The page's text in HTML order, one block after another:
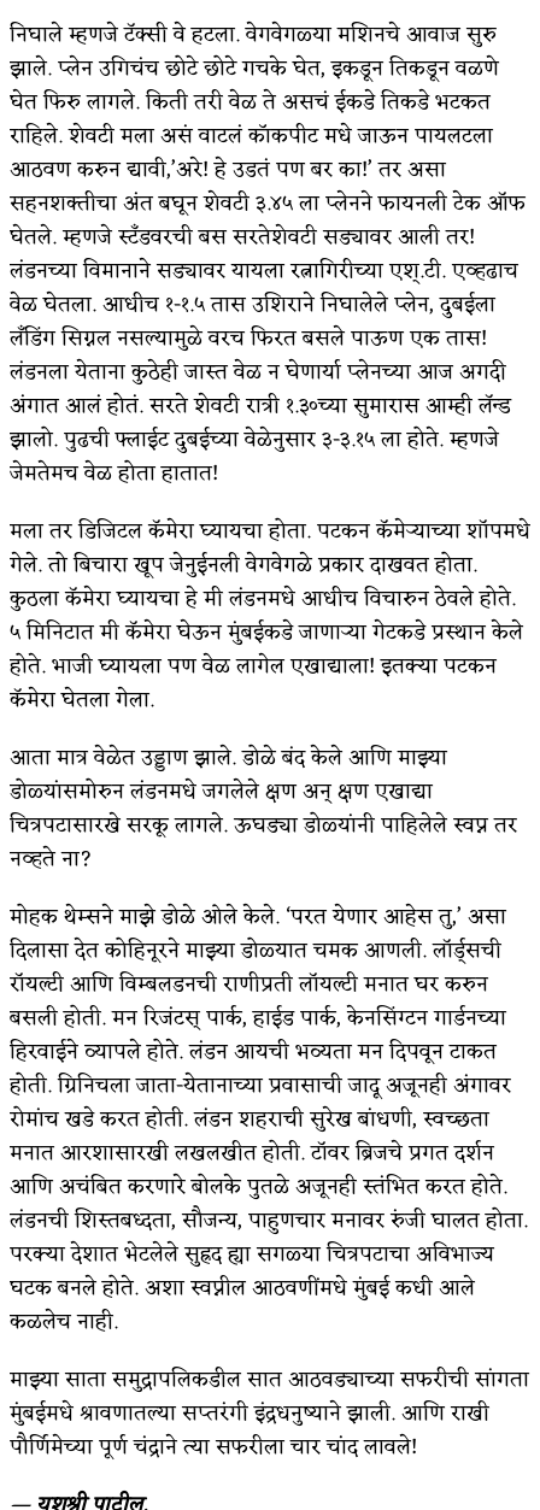
निघाले म्हणजे टॅक्सी वे हटला. वेगवेगळ्या मशिनचे आवाज सुरु
झाले. प्लेन उगिचंच छोटे छोटे गचके घेत, इकडून तिकडून वळणे
घेत फिरु लागले. किती तरी वेळ ते असचं ईकडे तिकडे भटकत
राहिले. शेवटी मला असं वाटलं कॉकपीट मधे जाऊन पायलटला
आठवण करुन द्यावी,’अरे! हे उडतं पण बर का!’ तर असा
सहनशक्तीचा अंत बघून शेवटी ३.४५ ला प्लेनने फायनली टेक ऑफ
घेतले. म्हणजे स्टॅंडवरची बस सरतेशेवटी सड्यावर आली तर!
लंडनच्या विमानाने सड्यावर यायला रत्नागिरीच्या एश्.टी. एव्हढाच
वेळ घेतला. आधीच १-१.५ तास उशिराने निघालेले प्लेन, दुबईला
लॅंडिंग सिग्नल नसल्यामुळे वरच फिरत बसले पाऊण एक तास!
लंडनला येताना कुठेही जास्त वेळ न घेणार्या प्लेनच्या आज अगदी
अंगात आलं होतं. सरते शेवटी रात्री १.३०च्या सुमारास आम्ही लॅन्ड
झालो. पुढची फ्लाईट दुबईच्या वेळेनुसार ३-३.१५ ला होते. म्हणजे
जेमतेमच वेळ होता हातात!
मला तर डिजिटल कॅमेरा घ्यायचा होता. पटकन कॅमेऱ्याच्या शॉपमधे
गेले. तो बिचारा खूप जेनुईनली वेगवेगळे प्रकार दाखवत होता.
कुठला कॅमेरा घ्यायचा हे मी लंडनमधे आधीच विचारुन ठेवले होते.
५ मिनिटात मी कॅमेरा घेऊन मुंबईकडे जाणाऱ्या गेटकडे प्रस्थान केले
होते. भाजी घ्यायला पण वेळ लागेल एखाद्याला! इतक्या पटकन
कॅमेरा घेतला गेला.
आता मात्र वेळेत उड्डाण झाले. डोळे बंद केले आणि माझ्या
डोळ्यांसमोरुन लंडनमधे जगलेले क्षण अन् क्षण एखाद्या
चित्रपटासारखे सरकू लागले. ऊघड्या डोळ्यांनी पाहिलेले स्वप्न तर
नव्हते ना?
मोहक थेम्सने माझे डोळे ओले केले. ‘परत येणार आहेस तु,’ असा
दिलासा देत कोहिनूरने माझ्या डोळ्यात चमक आणली. लॉर्ड्सची
रॉयल्टी आणि विम्बलडनची राणीप्रती लॉयल्टी मनात घर करुन
बसली होती. मन रिजंटस् पार्क, हाईड पार्क, केनसिंग्टन गार्डनच्या
हिरवाईने व्यापले होते. लंडन आयची भव्यता मन दिपवून टाकत
होती. ग्रिनिचला जाता-येतानाच्या प्रवासाची जादू अजूनही अंगावर
रोमांच खडे करत होती. लंडन शहराची सुरेख बांधणी, स्वच्छता
मनात आरशासारखी लखलखीत होती. टॉवर ब्रिजचे प्रगत दर्शन
आणि अचंबित करणारे बोलके पुतळे अजूनही स्तंभित करत होते.
लंडनची शिस्तबध्दता, सौजन्य, पाहुणचार मनावर रुंजी घालत होता.
परक्या देशात भेटलेले सुह्रद ह्या सगळ्या चित्रपटाचा अविभाज्य
घटक बनले होते. अशा स्वप्नील आठवणींमधे मुंबई कधी आले
कळलेच नाही.
माझ्या साता समुद्रापलिकडील सात आठवड्याच्या सफरीची सांगता
मुंबईमधे श्रावणातल्या सप्तरंगी इंद्रधनुष्याने झाली. आणि राखी
पौर्णिमेच्या पूर्ण चंद्राने त्या सफरीला चार चांद लावले!